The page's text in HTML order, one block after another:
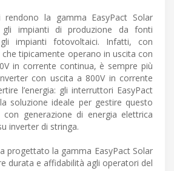
rendono la gamma EasyPact Solar
gli impianti di produzione da fonti
impianti fotovoltaici. Infatti, con
tipicamente operano in uscita con
in corrente continua, è sempre più
con uscita a 800V in corrente
l’energia: gli interruttori EasyPact
soluzione ideale per gestire questo
generazione di energia elettrica
inverter di stringa.
progettato la gamma EasyPact Solar
durata e affidabilità agli operatori del